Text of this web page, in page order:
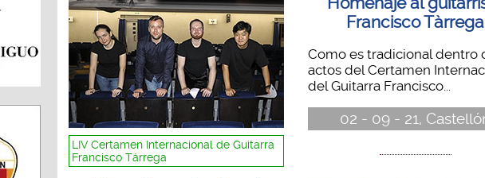
LIV Certamen Internacional de Guitarra
Francisco Tárrega
Francisco Tàrrega
Como es tradicional dentro
actos del Certamen
del Guitarra Francisco...
02 - 09 - 21,